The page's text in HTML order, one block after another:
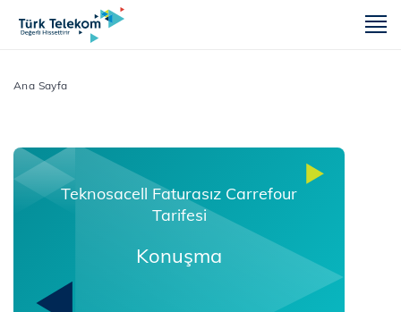
Ana Sayfa
Teknosacell Faturasız Carrefour
Tarifesi
Konuşma